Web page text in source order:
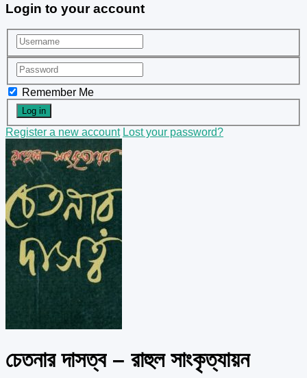
Login to your account
Remember Me
Register a new account Lost your password?
চেতনার দাসত্ব – রাহুল সাংকৃত্যায়ন